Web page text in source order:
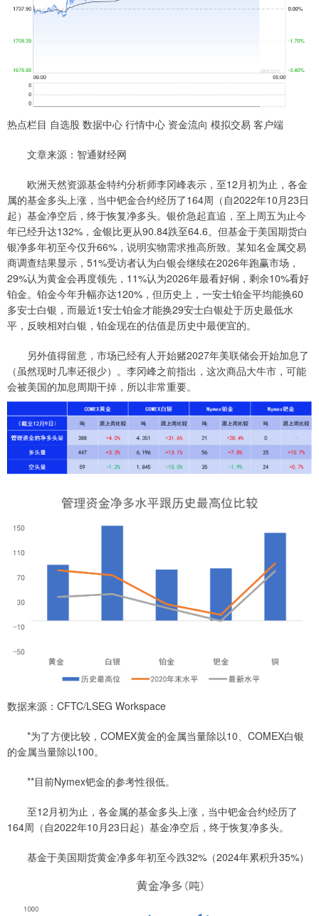
热点栏目 自选股 数据中心 行情中心 资金流向 模拟交易 客户端
文章来源：智通财经网
欧洲天然资源基金特约分析师李冈峰表示，至12月初为止，各金
属的基金多头上涨，当中钯金合约经历了164周（自2022年10月23日
起）基金净空后，终于恢复净多头。银价急起直追，至上周五为止今
年已经升达132%，金银比更从90.84跌至64.6。但基金于美国期货白
银净多年初至今仅升66%，说明实物需求推高所致。某知名金属交易
商调查结果显示，51%受访者认为白银会继续在2026年跑赢市场，
29%认为黄金会再度领先，11%认为2026年最看好铜，剩余10%看好
铂金。铂金今年升幅亦达120%，但历史上，一安士铂金平均能换60
多安士白银，而最近1安士铂金才能换29安士白银处于历史最低水
平，反映相对白银，铂金现在的估值是历史中最便宜的。
另外值得留意，市场已经有人开始赌2027年美联储会开始加息了
（虽然现时几率还很少）。李冈峰之前指出，这次商品大牛市，可能
会被美国的加息周期干掉，所以非常重要。
数据来源：CFTC/LSEG Workspace
*为了方便比较，COMEX黄金的金属当量除以10、COMEX白银
的金属当量除以100。
**目前Nymex钯金的参考性很低。
至12月初为止，各金属的基金多头上涨，当中钯金合约经历了
164周（自2022年10月23日起）基金净空后，终于恢复净多头。
基金于美国期货黄金净多年初至今跌32%（2024年累积升35%）